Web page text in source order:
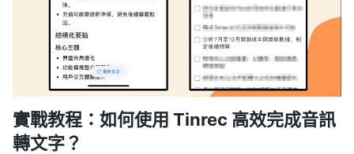
實戰教程：如何使用 Tinrec 高效完成音訊
轉文字？